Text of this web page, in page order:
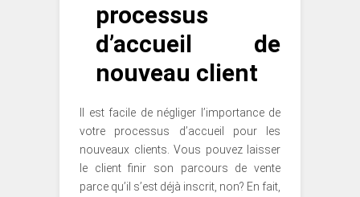
processus
d’accueil de
nouveau client
Il est facile de négliger l’importance de
votre processus d’accueil pour les
nouveaux clients. Vous pouvez laisser
le client finir son parcours de vente
parce qu’il s’est déjà inscrit, non? En fait,